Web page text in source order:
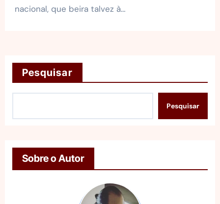
nacional, que beira talvez à…
Pesquisar
Pesquisar
Sobre o Autor